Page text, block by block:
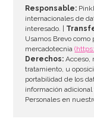
Responsable:
internacionales de
interesado. |
Usamos Brevo
mercadotecnia
Derechos: Acceso,
tratamiento, u
portabilidad de los
información
Personales en